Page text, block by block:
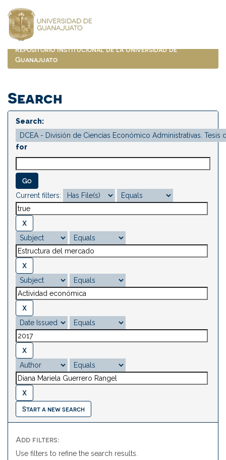
navigation
Repositorio Institucional de la Universidad de
Guanajuato
Search
Search:
for
Current filters:
Start a new search
Add filters:
Use filters to refine the search results.